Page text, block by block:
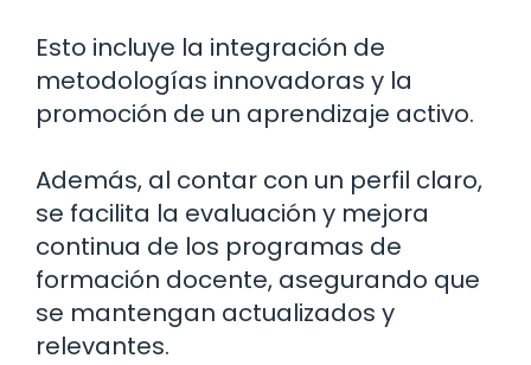
Esto incluye la integración de
metodologías innovadoras y la
promoción de un aprendizaje activo.
Además, al contar con un perfil claro,
se facilita la evaluación y mejora
continua de los programas de
formación docente, asegurando que
se mantengan actualizados y
relevantes.